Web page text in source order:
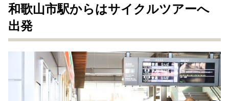
和歌山市駅からはサイクルツアーへ
出発